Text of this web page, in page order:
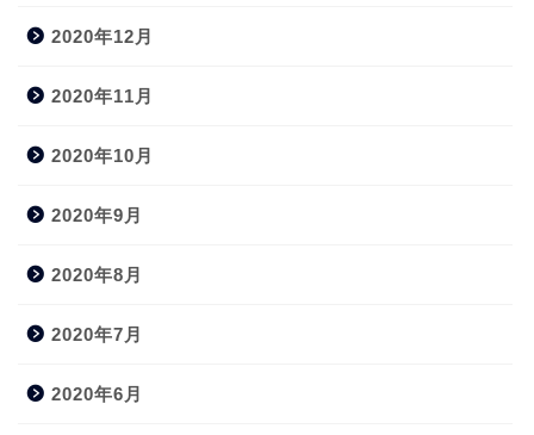
2020年12月
2020年11月
2020年10月
2020年9月
2020年8月
2020年7月
2020年6月